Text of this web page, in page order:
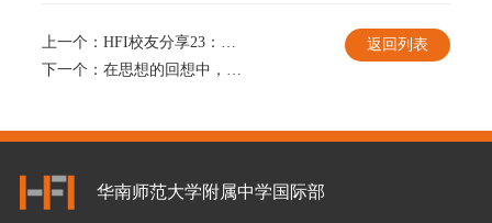
上一个： HFI校友分享23：英国本科+美国读研+中国就业，三重身份带来的是无可取代的体验
下一个： 在思想的回想中，遇见未来的你｜11月30日HFI校园开放日 邀您启程
返回列表
华南师范大学附属中学国际部